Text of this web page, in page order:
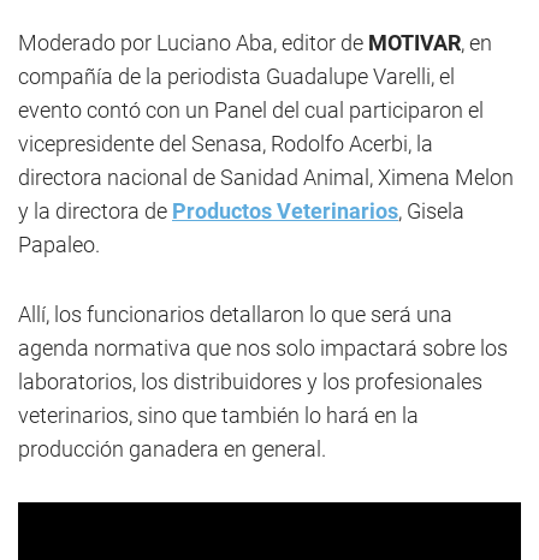
Moderado por Luciano Aba, editor de MOTIVAR, en
compañía de la periodista Guadalupe Varelli, el
evento contó con un Panel del cual participaron el
vicepresidente del Senasa, Rodolfo Acerbi, la
directora nacional de Sanidad Animal, Ximena Melon
y la directora de Productos Veterinarios, Gisela
Papaleo.
Allí, los funcionarios detallaron lo que será una
agenda normativa que nos solo impactará sobre los
laboratorios, los distribuidores y los profesionales
veterinarios, sino que también lo hará en la
producción ganadera en general.